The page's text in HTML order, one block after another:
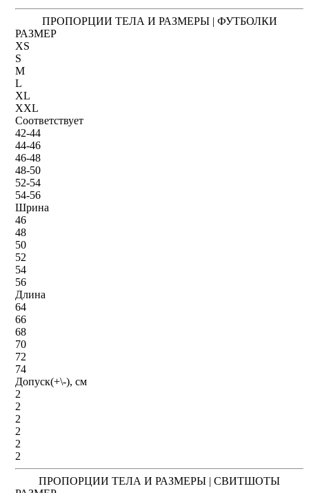
ПРОПОРЦИИ ТЕЛА И РАЗМЕРЫ | ФУТБОЛКИ
РАЗМЕР
XS
S
M
L
XL
XXL
Соответствует
42-44
44-46
46-48
48-50
52-54
54-56
Шрина
46
48
50
52
54
56
Длина
64
66
68
70
72
74
Допуск(+\-), см
2
2
2
2
2
2
ПРОПОРЦИИ ТЕЛА И РАЗМЕРЫ | СВИТШОТЫ